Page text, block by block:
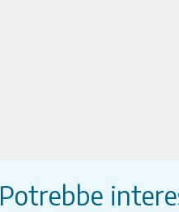
Potrebbe